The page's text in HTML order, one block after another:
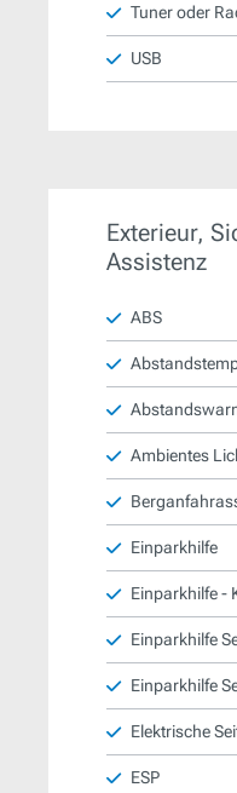
Tuner oder
USB
Exterieur,
Assistenz
ABS
Ambientes
Einparkhilfe
Einparkhilfe -
Einparkhilfe
Einparkhilfe
Elektrische
ESP